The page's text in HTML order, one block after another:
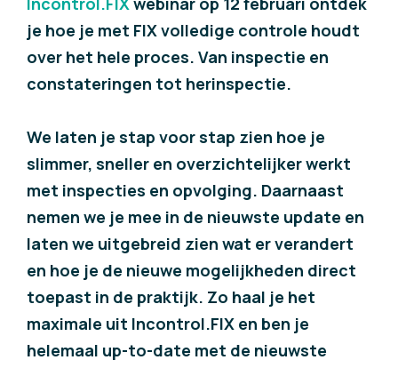
je hoe je met FIX volledige controle houdt
over het hele proces. Van inspectie en
constateringen tot herinspectie.
We laten je stap voor stap zien hoe je
slimmer, sneller en overzichtelijker werkt
met inspecties en opvolging. Daarnaast
nemen we je mee in de nieuwste update en
laten we uitgebreid zien wat er verandert
en hoe je de nieuwe mogelijkheden direct
toepast in de praktijk. Zo haal je het
maximale uit Incontrol.FIX en ben je
helemaal up-to-date met de nieuwste